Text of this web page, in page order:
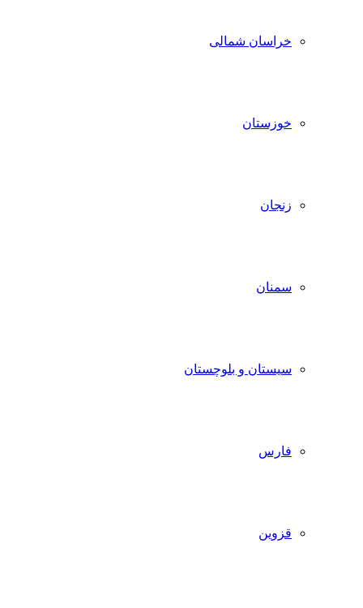
خراسان شمالی
خوزستان
زنجان
سمنان
سیستان و بلوچستان
فارس
قزوین